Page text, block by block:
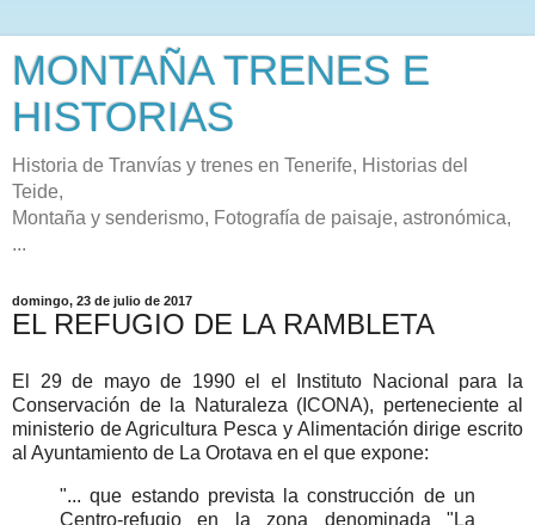
MONTAÑA TRENES E
HISTORIAS
Historia de Tranvías y trenes en Tenerife, Historias del
Teide,
Montaña y senderismo, Fotografía de paisaje, astronómica,
...
domingo, 23 de julio de 2017
EL REFUGIO DE LA RAMBLETA
El 29 de mayo de 1990 el el Instituto Nacional para la
Conservación de la Naturaleza (ICONA), perteneciente al
ministerio de Agricultura Pesca y Alimentación dirige escrito
al Ayuntamiento de La Orotava en el que expone:
"... que estando prevista la construcción de un
Centro-refugio en la zona denominada "La